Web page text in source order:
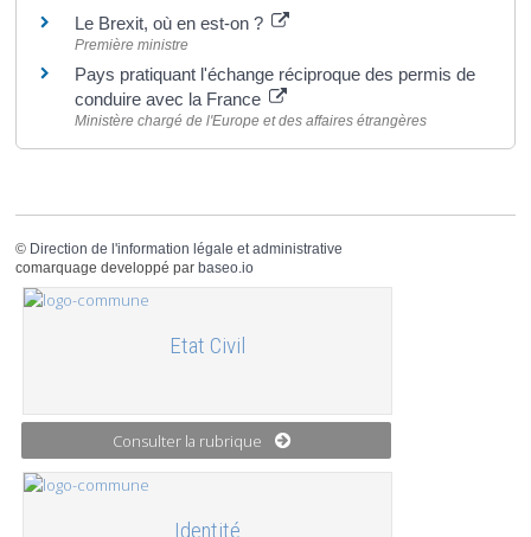
Le Brexit, où en est-on ?
Première ministre
Pays pratiquant l'échange réciproque des permis de
conduire avec la France
Ministère chargé de l'Europe et des affaires étrangères
© Direction de l'information légale et administrative
comarquage developpé par baseo.io
Etat Civil
Consulter la rubrique
Identité